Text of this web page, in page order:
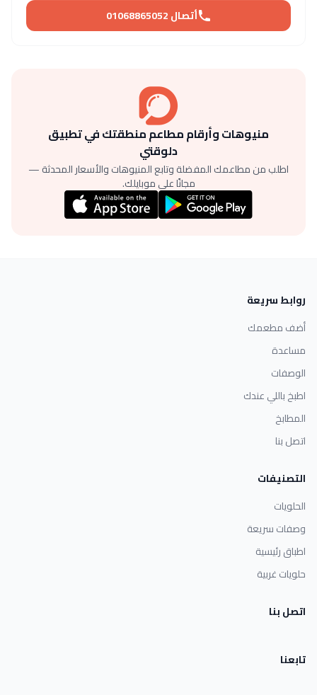
أتصال 01068865052
منيوهات وأرقام مطاعم منطقتك في تطبيق
دلوقتي
اطلب من مطاعمك المفضلة وتابع المنيوهات والأسعار المحدثة —
مجانًا على موبايلك.
روابط سريعة
أضف مطعمك
مساعدة
الوصفات
اطبخ باللي عندك
المطابخ
اتصل بنا
التصنيفات
الحلويات
وصفات سريعة
اطباق رئيسية
حلويات غربية
اتصل بنا
تابعنا